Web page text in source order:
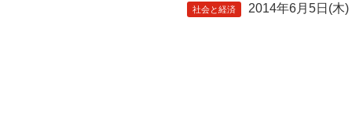
社会と経済 2014年6月5日(木)